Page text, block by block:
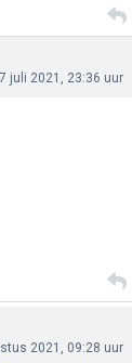
juli 2021, 23:36 uur
2021, 09:28 uur